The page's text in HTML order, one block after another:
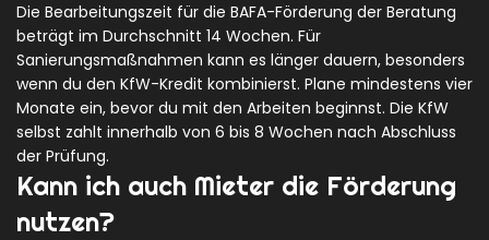
Die Bearbeitungszeit für die BAFA-Förderung der Beratung
beträgt im Durchschnitt 14 Wochen. Für
Sanierungsmaßnahmen kann es länger dauern, besonders
wenn du den KfW-Kredit kombinierst. Plane mindestens vier
Monate ein, bevor du mit den Arbeiten beginnst. Die KfW
selbst zahlt innerhalb von 6 bis 8 Wochen nach Abschluss
der Prüfung.
Kann ich auch Mieter die Förderung
nutzen?